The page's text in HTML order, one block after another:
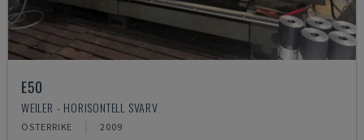
E50
WEILER - HORISONTELL SVARV
ÖSTERRIKE 2009